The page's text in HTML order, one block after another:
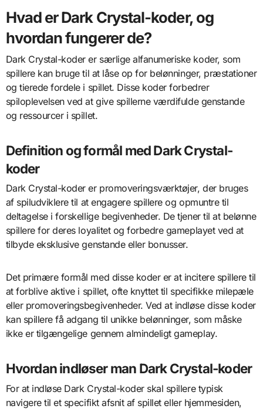
Hvad er Dark Crystal-koder, og
hvordan fungerer de?
Dark Crystal-koder er særlige alfanumeriske koder, som
spillere kan bruge til at låse op for belønninger, præstationer
og tierede fordele i spillet. Disse koder forbedrer
spiloplevelsen ved at give spillerne værdifulde genstande
og ressourcer i spillet.
Definition og formål med Dark Crystal-
koder
Dark Crystal-koder er promoveringsværktøjer, der bruges
af spiludviklere til at engagere spillere og opmuntre til
deltagelse i forskellige begivenheder. De tjener til at belønne
spillere for deres loyalitet og forbedre gameplayet ved at
tilbyde eksklusive genstande eller bonusser.
Det primære formål med disse koder er at incitere spillere til
at forblive aktive i spillet, ofte knyttet til specifikke milepæle
eller promoveringsbegivenheder. Ved at indløse disse koder
kan spillere få adgang til unikke belønninger, som måske
ikke er tilgængelige gennem almindeligt gameplay.
Hvordan indløser man Dark Crystal-koder
For at indløse Dark Crystal-koder skal spillere typisk
navigere til et specifikt afsnit af spillet eller hjemmesiden,